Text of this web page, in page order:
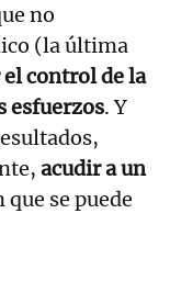
no
(la última
control de la
esfuerzos. Y
acudir a un
se puede